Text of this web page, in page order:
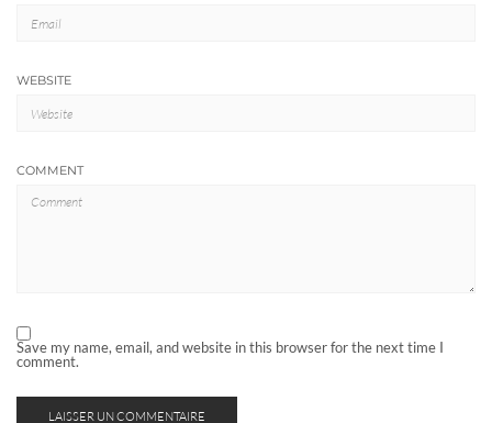
WEBSITE
COMMENT
Save my name, email, and website in this browser for the next time I
comment.